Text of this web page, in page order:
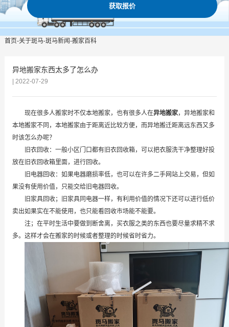
获取报价
首页-关于斑马-斑马新闻-搬家百科
异地搬家东西太多了怎么办
| 2022-07-29
现在很多人搬家时不仅本地搬家，也有很多人在异地搬家，异地搬家和
本地搬家不同，本地搬家由于距离近比较方便，而异地搬迁距离远东西又多
时该怎么办呢？
旧衣回收：一般小区门口都有旧衣回收箱，可以把衣服洗干净整理好投
放在旧衣回收箱里面，进行回收。
旧电器回收：如果电器磨损率低，也可以在许多二手网站上交易，但如
果没有使用价值，只能交给旧电器回收。
旧家具回收；旧家具同电器一样，有利用价值的情况下还可以进行低价
卖出如果实在不能使用，也只能看回收市场能不能要。
注；在平时生活中要做到断舍离，买衣服之类的东西也要尽量求精不求
多。这样才会在搬家的时候或者整理的时候省时省力。